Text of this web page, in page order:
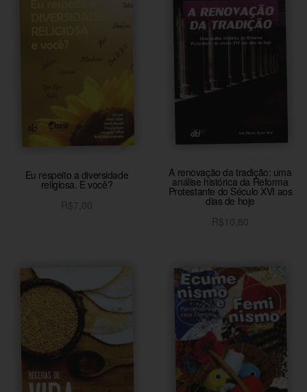
Eu respeito a diversidade
religiosa. E você?
R$7,00
A renovação da tradição: uma
análise histórica da Reforma
Protestante do Século XVI aos
dias de hoje
R$ 10,80